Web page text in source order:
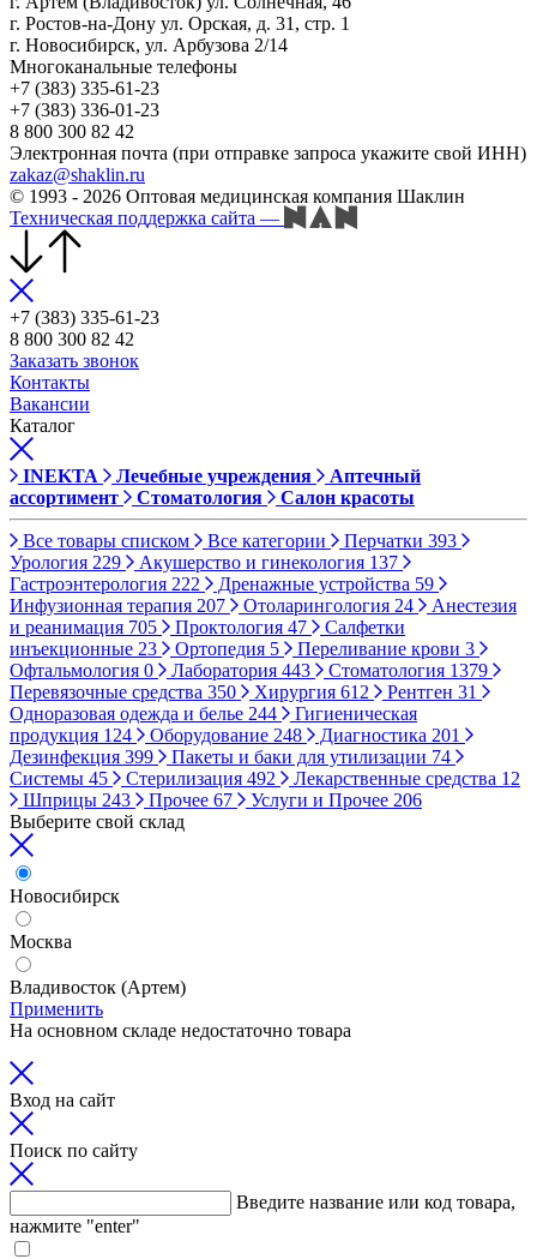
г. Ростов-на-Дону ул. Орская, д. 31, стр. 1
г. Новосибирск, ул. Арбузова 2/14
Многоканальные телефоны
+7 (383) 335-61-23
+7 (383) 336-01-23
8 800 300 82 42
Электронная почта (при отправке запроса укажите свой ИНН)
zakaz@shaklin.ru
© 1993 - 2026 Оптовая медицинская компания Шаклин
Техническая поддержка сайта —
+7 (383) 335-61-23
8 800 300 82 42
Заказать звонок
Контакты
Вакансии
Каталог
INEKTA Лечебные учреждения
Аптечный
ассортимент
Стоматология Салон красоты
Все товары списком Все категории Перчатки 393
Урология 229 Акушерство и гинекология 137
Гастроэнтерология 222 Дренажные устройства 59
Инфузионная терапия 207 Отоларингология 24
Анестезия
и реанимация 705 Проктология 47
Салфетки
инъекционные 23 Ортопедия 5 Переливание крови 3
Офтальмология 0 Лаборатория 443 Стоматология 1379
Перевязочные средства 350 Хирургия 612 Рентген 31
Одноразовая одежда и белье 244
Гигиеническая
продукция 124 Оборудование 248 Диагностика 201
Дезинфекция 399 Пакеты и баки для утилизации 74
Системы 45 Стерилизация 492 Лекарственные средства 12
Шприцы 243 Прочее 67 Услуги и Прочее 206
Выберите свой склад
Новосибирск
Москва
Владивосток (Артем)
Применить
На основном складе недостаточно товара
Вход на сайт
Поиск по сайту
Введите название или код товара,
нажмите "enter"